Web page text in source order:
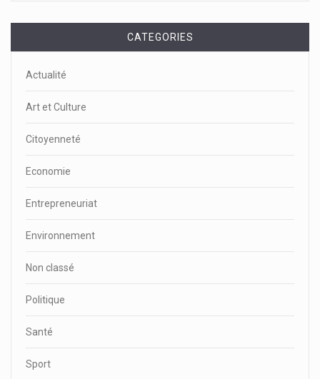
CATEGORIES
Actualité
Art et Culture
Citoyenneté
Economie
Entrepreneuriat
Environnement
Non classé
Politique
Santé
Sport